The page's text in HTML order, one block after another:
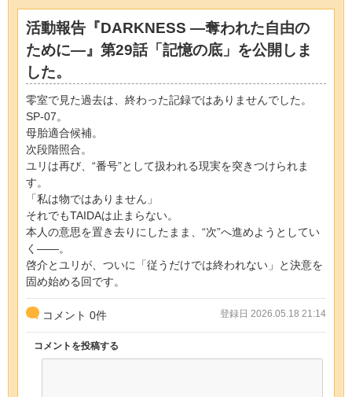
活動報告『DARKNESS ―奪われた自由の
ために―』第29話「記憶の底」を公開しま
した。
零室で見た過去は、終わった記録ではありませんでした。
SP-07。
母胎適合候補。
次段階照合。
ユリは再び、“番号”として扱われる現実を突きつけられま
す。
「私は物ではありません」
それでもTAIDAは止まらない。
本人の意思を置き去りにしたまま、“次”へ進めようとしてい
く――。
啓介とユリが、ついに「従うだけでは終われない」と決意を
固め始める回です。
コメント 0件 登録日 2026.05.18 21:14
コメントを投稿する